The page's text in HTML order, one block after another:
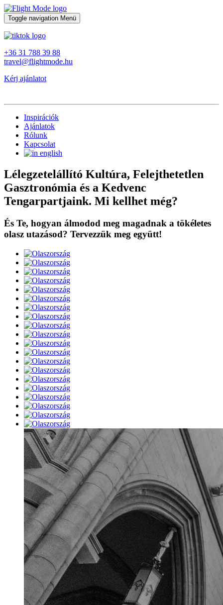
Toggle navigation Menü
+36 31 788 39 88
travel@flightmode.hu
Kérj ajánlatot
Inspirációk
Ajánlatok
Rólunk
Kapcsolat
Lélegzetelállító Kultúra, Felejthetetlen
Gasztronómia és a Kedvenc
Tengarpartjaink. Mi kellhet még?
És Te, hogyan álmodod meg magadnak a tökéletes
olasz utazásod? Tervezzük meg együtt!